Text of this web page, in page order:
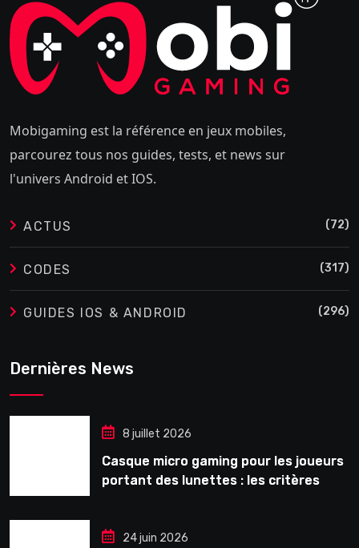
Mobigaming est la référence en jeux mobiles,
parcourez tous nos guides, tests, et news sur
l'univers Android et IOS.
ACTUS (72)
CODES (317)
GUIDES IOS & ANDROID (296)
Dernières News
8 juillet 2026
Casque micro gaming pour les joueurs
portant des lunettes : les critères
24 juin 2026